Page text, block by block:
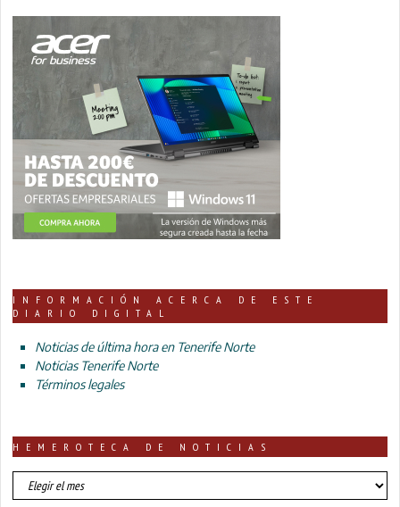
INFORMACIÓN ACERCA DE ESTE
DIARIO DIGITAL
Noticias de última hora en Tenerife Norte
Noticias Tenerife Norte
Términos legales
HEMEROTECA DE NOTICIAS
HEMEROTECA
DE